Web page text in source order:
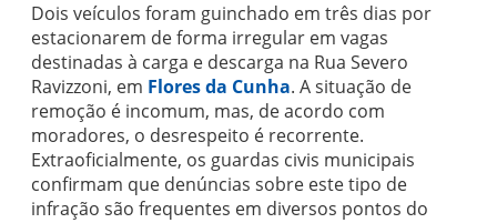
Dois veículos foram guinchado em três dias por
estacionarem de forma irregular em vagas
destinadas à carga e descarga na Rua Severo
Ravizzoni, em Flores da Cunha. A situação de
remoção é incomum, mas, de acordo com
moradores, o desrespeito é recorrente.
Extraoficialmente, os guardas civis municipais
confirmam que denúncias sobre este tipo de
infração são frequentes em diversos pontos do